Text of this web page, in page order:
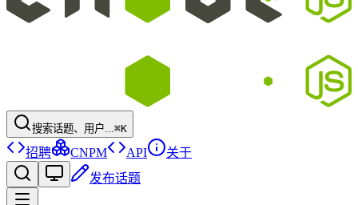
搜索话题、用户...⌘K
招聘 CNPM API
关于
发布话题